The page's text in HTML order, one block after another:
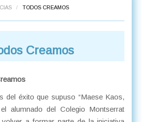
/ TODOS CREAMOS
Creamos
del éxito que supuso “Maese Kaos,
alumnado del Colegio Montserrat